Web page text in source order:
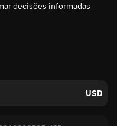
decisões informadas
USD